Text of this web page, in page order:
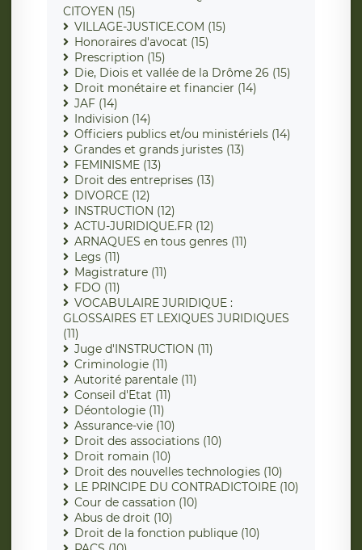
CITOYEN (15)
VILLAGE-JUSTICE.COM (15)
Honoraires d'avocat (15)
Prescription (15)
Die, Diois et vallée de la Drôme 26 (15)
Droit monétaire et financier (14)
JAF (14)
Indivision (14)
Officiers publics et/ou ministériels (14)
Grandes et grands juristes (13)
FEMINISME (13)
Droit des entreprises (13)
DIVORCE (12)
INSTRUCTION (12)
ACTU-JURIDIQUE.FR (12)
ARNAQUES en tous genres (11)
Legs (11)
Magistrature (11)
FDO (11)
VOCABULAIRE JURIDIQUE :
GLOSSAIRES ET LEXIQUES JURIDIQUES
(11)
Juge d'INSTRUCTION (11)
Criminologie (11)
Autorité parentale (11)
Conseil d'Etat (11)
Déontologie (11)
Assurance-vie (10)
Droit des associations (10)
Droit romain (10)
Droit des nouvelles technologies (10)
LE PRINCIPE DU CONTRADICTOIRE (10)
Cour de cassation (10)
Abus de droit (10)
Droit de la fonction publique (10)